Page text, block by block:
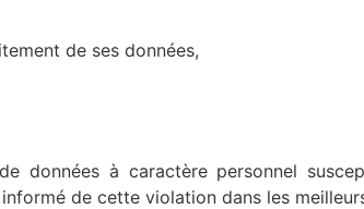
de ses données,
données à caractère personnel
de cette violation dans les